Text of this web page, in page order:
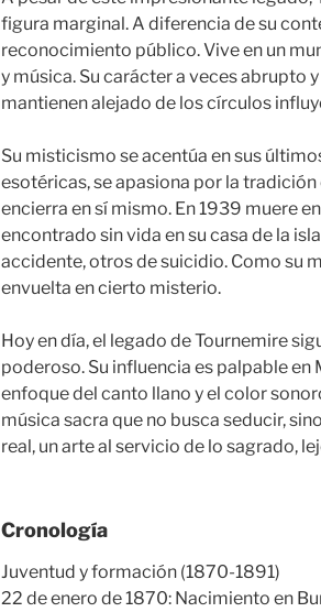
figura marginal. A diferencia de su
reconocimiento público. Vive en un
y música. Su carácter a veces abrupto
mantienen alejado de los círculos
Su misticismo se acentúa en sus
esotéricas, se apasiona por la
encierra en sí mismo. En 1939 muere
encontrado sin vida en su casa de la
accidente, otros de suicidio. Como su
envuelta en cierto misterio.
Hoy en día, el legado de Tournemire
poderoso. Su influencia es palpable en
enfoque del canto llano y el color
música sacra que no busca seducir,
real, un arte al servicio de lo sagrado,
Cronología
Juventud y formación (1870-1891)
22 de enero de 1870: Nacimiento en